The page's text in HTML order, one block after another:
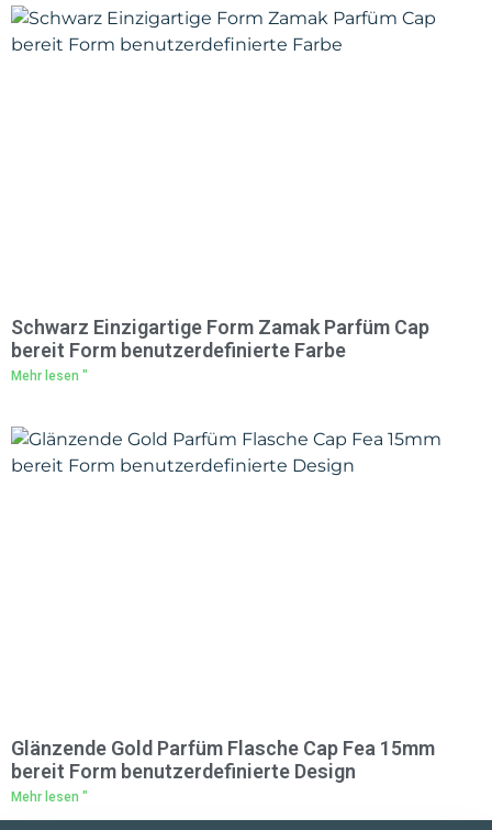
Schwarz Einzigartige Form Zamak Parfüm Cap
bereit Form benutzerdefinierte Farbe
Mehr lesen "
Glänzende Gold Parfüm Flasche Cap Fea 15mm
bereit Form benutzerdefinierte Design
Mehr lesen "